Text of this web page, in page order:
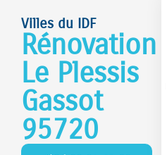
Villes du IDF
Rénovation
Le Plessis
Gassot
95720